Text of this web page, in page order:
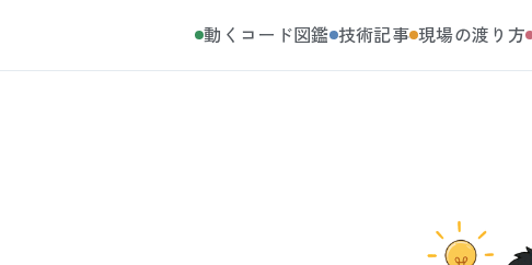
動くコード図鑑 技術記事 現場の渡り方